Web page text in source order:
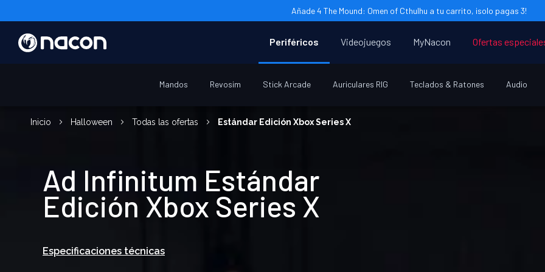
Añade 4 The Mound: Omen of Cthulhu a tu carrito, ¡solo pagas 3!
Periféricos
Mandos Revosim Stick Arcade Auriculares RIG Teclados & Ratones Audio
Videojuegos MyNacon Ofertas
Inicio Halloween Todas las ofertas Estándar Edición Xbox Series X
Ad Infinitum Estándar
Edición Xbox Series X
Especificaciones técnicas